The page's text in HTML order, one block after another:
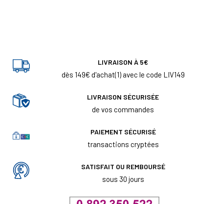
LIVRAISON À 5€
dès 149€ d'achat(1) avec le code LIV149
LIVRAISON SÉCURISÉE
de vos commandes
PAIEMENT SÉCURISÉ
transactions cryptées
SATISFAIT OU REMBOURSÉ
sous 30 jours